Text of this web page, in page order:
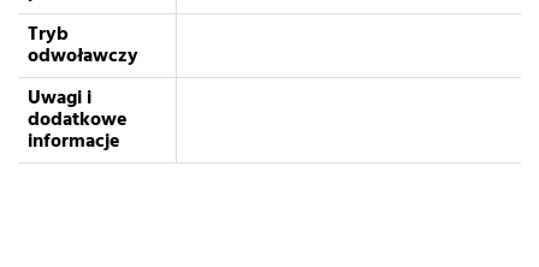
Tryb
odwoławczy
Uwagi i
dodatkowe
informacje